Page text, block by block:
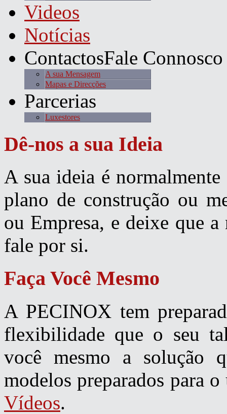
Videos
Notícias
ContactosFale Connosco
A sua Mensagem
Mapas e Direcções
Parcerias
Luxestores
Dê-nos a sua Ideia
A sua ideia é
plano de construção ou
ou Empresa, e deixe que
fale por si.
Faça Você Mesmo
A PECINOX tem
flexibilidade que o seu
você mesmo a solução
modelos preparados para
Vídeos.